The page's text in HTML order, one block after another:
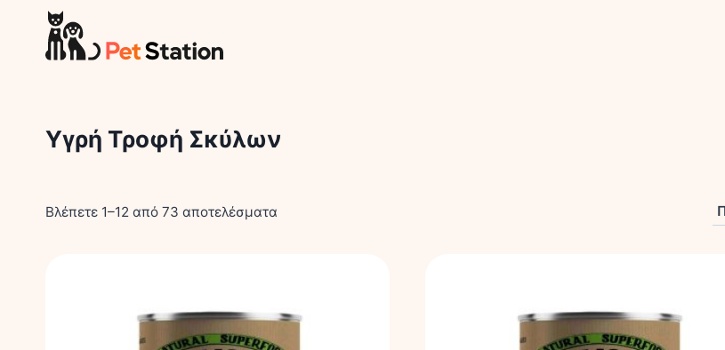
content
Υγρή Τροφή Σκύλων
Βλέπετε 1–12 από 73 αποτελέσματα